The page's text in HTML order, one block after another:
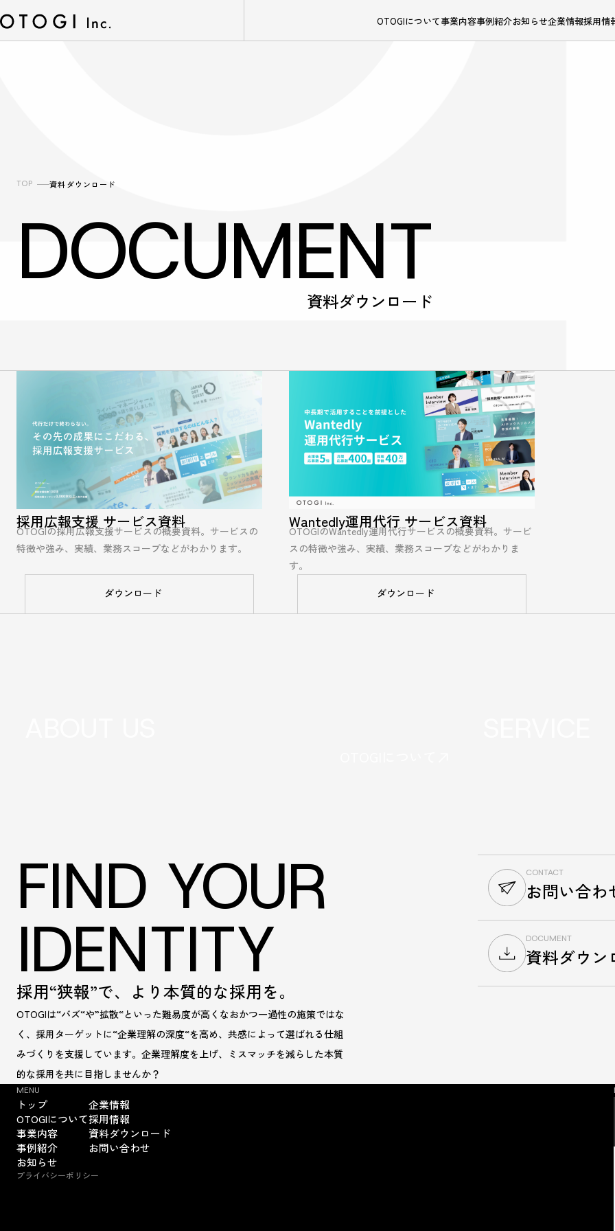
OTOGIについて事業内容事例紹介お知らせ企業情報採用情
TOP 資料ダウンロード
DOCUMENT
資料ダウンロード
採用広報支援 サービス資料
OTOGIの採用広報支援サービスの概要資料。サービスの
特徴や強み、実績、業務スコープなどがわかります。
ダウンロード
Wantedly運用代行 サービス資料
OTOGIのWantedly運用代行サービスの概要資料。サービ
スの特徴や強み、実績、業務スコープなどがわかりま
す。
ダウンロード
FIND YOUR
IDENTITY
採用“狭報”で、 より本質的な採用を。
OTOGIは“バズ“や”拡散“といった難易度が高くなおかつ一過性の施策ではな
く、採用ターゲットに“企業理解の深度“を高め、共感によって選ばれる仕組
みづくりを支援しています。企業理解度を上げ、ミスマッチを減らした本質
的な採用を共に目指しませんか？
CONTACT
お問い合わ
DOCUMENT
資料ダウン
MENU
トップ
OTOGIについて
事業内容
事例紹介
お知らせ
企業情報
採用情報
資料ダウンロード
お問い合わせ
プライバシーポリシー